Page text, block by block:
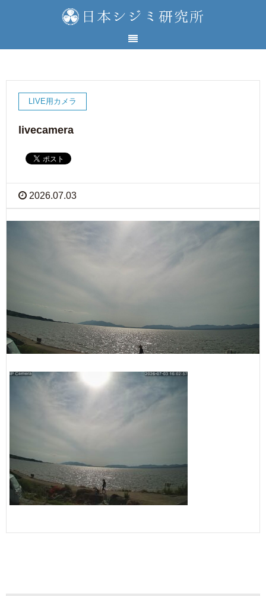
LIVE用カメラ
livecamera
2026.07.03